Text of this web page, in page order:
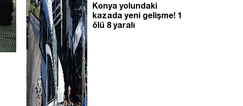
Konya yolundaki
kazada yeni gelişme! 1
ölü 8 yaralı